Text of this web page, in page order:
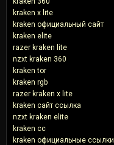
kraken x lite
kraken официальный сайт
kraken elite
razer kraken lite
nzxt kraken 360
kraken tor
kraken rgb
razer kraken x lite
kraken сайт ссылка
nzxt kraken elite
kraken cc
kraken официальные ссылки